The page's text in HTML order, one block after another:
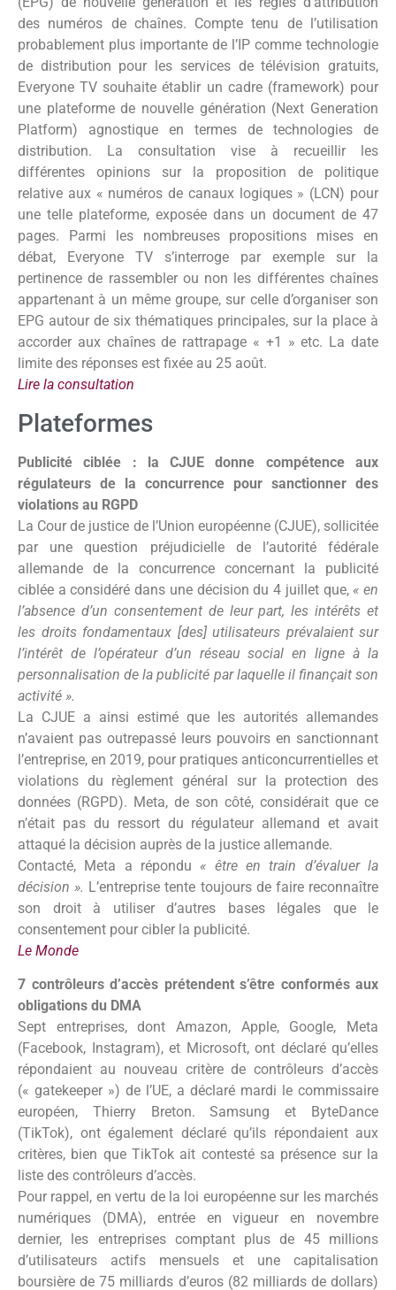
des numéros de chaînes. Compte tenu de l’utilisation
probablement plus importante de l’IP comme technologie
de distribution pour les services de télévision gratuits,
Everyone TV souhaite établir un cadre (framework) pour
une plateforme de nouvelle génération (Next Generation
Platform) agnostique en termes de technologies de
distribution. La consultation vise à recueillir les
différentes opinions sur la proposition de politique
relative aux « numéros de canaux logiques » (LCN) pour
une telle plateforme, exposée dans un document de 47
pages. Parmi les nombreuses propositions mises en
débat, Everyone TV s’interroge par exemple sur la
pertinence de rassembler ou non les différentes chaînes
appartenant à un même groupe, sur celle d’organiser son
EPG autour de six thématiques principales, sur la place à
accorder aux chaînes de rattrapage « +1 » etc. La date
limite des réponses est fixée au 25 août.
Lire la consultation
Plateformes
Publicité ciblée : la CJUE donne compétence aux
régulateurs de la concurrence pour sanctionner des
violations au RGPD
La Cour de justice de l’Union européenne (CJUE), sollicitée
par une question préjudicielle de l’autorité fédérale
allemande de la concurrence concernant la publicité
ciblée a considéré dans une décision du 4 juillet que, « en
l’absence d’un consentement de leur part, les intérêts et
les droits fondamentaux [des] utilisateurs prévalaient sur
l’intérêt de l’opérateur d’un réseau social en ligne à la
personnalisation de la publicité par laquelle il finançait son
activité ».
La CJUE a ainsi estimé que les autorités allemandes
n’avaient pas outrepassé leurs pouvoirs en sanctionnant
l’entreprise, en 2019, pour pratiques anticoncurrentielles et
violations du règlement général sur la protection des
données (RGPD). Meta, de son côté, considérait que ce
n’était pas du ressort du régulateur allemand et avait
attaqué la décision auprès de la justice allemande.
Contacté, Meta a répondu « être en train d’évaluer la
décision ». L’entreprise tente toujours de faire reconnaître
son droit à utiliser d’autres bases légales que le
consentement pour cibler la publicité.
Le Monde
7 contrôleurs d’accès prétendent s’être conformés aux
obligations du DMA
Sept entreprises, dont Amazon, Apple, Google, Meta
(Facebook, Instagram), et Microsoft, ont déclaré qu’elles
répondaient au nouveau critère de contrôleurs d’accès
(« gatekeeper ») de l’UE, a déclaré mardi le commissaire
européen, Thierry Breton. Samsung et ByteDance
(TikTok), ont également déclaré qu’ils répondaient aux
critères, bien que TikTok ait contesté sa présence sur la
liste des contrôleurs d’accès.
Pour rappel, en vertu de la loi européenne sur les marchés
numériques (DMA), entrée en vigueur en novembre
dernier, les entreprises comptant plus de 45 millions
d’utilisateurs actifs mensuels et une capitalisation
boursière de 75 milliards d’euros (82 milliards de dollars)